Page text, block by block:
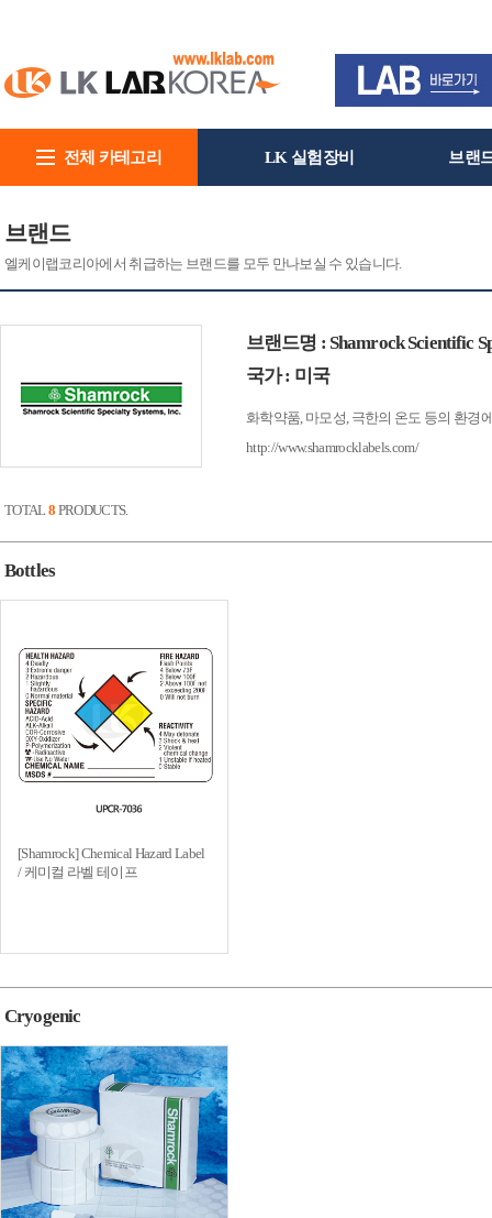
전체 카테고리 LK 실험장비 브랜
브랜드
엘케이랩코리아에서 취급하는 브랜드를 모두 만나보실 수 있습니다.
브랜드명 : Shamrock Scientific
국가 : 미국
화학약품, 마모성, 극한의 온도 등의 환경
http://www.shamrocklabels.com/
TOTAL 8 PRODUCTS.
Bottles
[Shamrock] Chemical Hazard Label
/ 케미컬 라벨 테이프
Cryogenic